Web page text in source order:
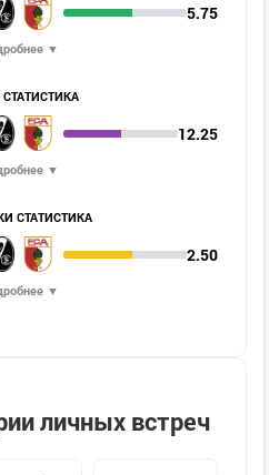
5.75
▼
12.25
▼
СТАТИСТИКА
2.50
▼
личных встреч